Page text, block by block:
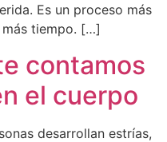
Es un proceso más
tiempo. […]
contamos
el cuerpo
desarrollan estrías,